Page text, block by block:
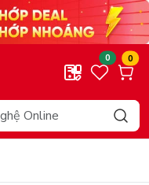
0 0